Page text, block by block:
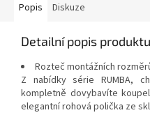
Popis Diskuze
Detailní popis produktu
Rozteč montážních
Z nabídky série RUMBA,
kompletně dovybavíte
elegantní rohová polička ze